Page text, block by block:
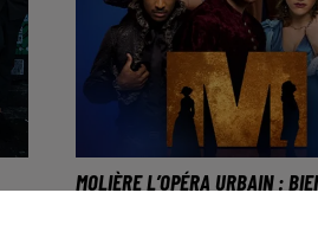
MOLIÈRE L’OPÉRA URBAIN :